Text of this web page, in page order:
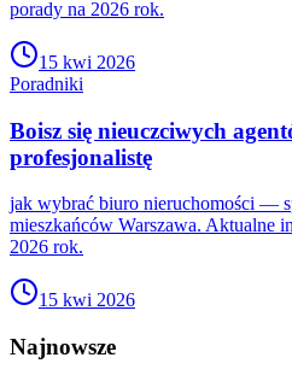
porady na 2026 rok.
15 kwi 2026
Poradniki
Boisz się nieuczciwych
profesjonalistę
jak wybrać biuro nieruchomości —
mieszkańców Warszawa. Aktualne
2026 rok.
15 kwi 2026
Najnowsze